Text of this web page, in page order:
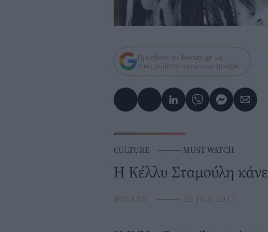
Πρόσθεσε το Bovary.gr ως
προτιμώμενη πηγή στην google
CULTURE ⸻ MUST WATCH
Η Κέλλυ Σταμούλη
BOVARY ⸻ 22 JUN 2017